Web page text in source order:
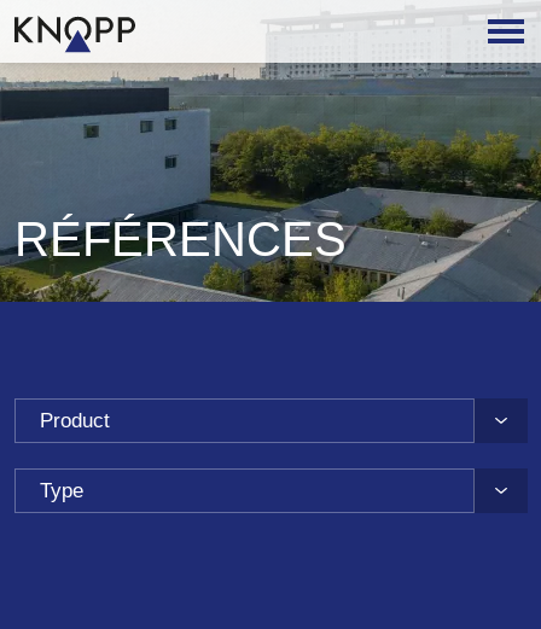
RÉFÉRENCES
Product
Type